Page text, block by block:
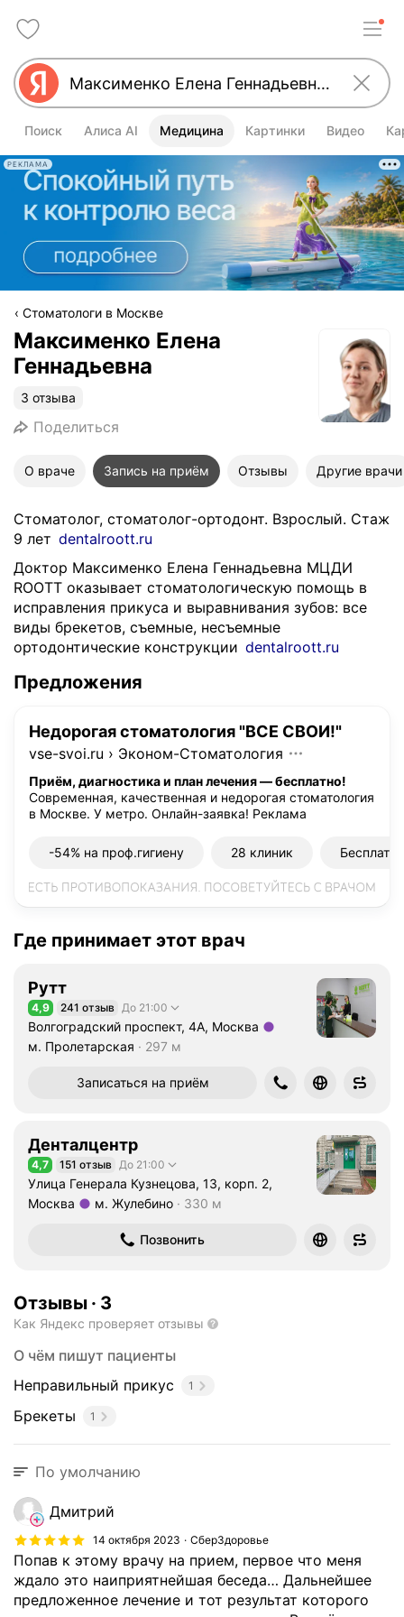
Поиск Алиса AI Медицина Картинки Видео
РЕКЛАМА
Стоматологи в Москве
Максименко Елена
Геннадьевна
3 отзыва
Поделиться
О враче Запись на приём Отзывы Другие врачи
Стоматолог, стоматолог-ортодонт. Взрослый. Стаж
9 лет dentalroott.ru
Доктор Максименко Елена Геннадьевна МЦДИ
ROOTT оказывает стоматологическую помощь в
исправления прикуса и выравнивания зубов: все
виды брекетов, съемные, несъемные
ортодонтические конструкции dentalroott.ru
Предложения
Недорогая стоматология "ВСЕ СВОИ!"
vse-svoi.ru › Эконом-Стоматология
Приём, диагностика и план лечения — бесплатно!
Современная, качественная и недорогая стоматология
в Москве. У метро. Онлайн-заявка! Реклама
-54% на проф.гигиену 28 клиник
Где принимает этот врач
Рутт
Рейтинг 4,9 из 5
4,9 241 отзыв До 21:00
Волгоградский проспект, 4А, Москва
Метро м. Пролетарская Расстояние 297 м
м. Пролетарская 297 м
Записаться на приём
Денталцентр
Рейтинг 4,7 из 5
4,7 151 отзыв До 21:00
Улица Генерала Кузнецова, 13, корп. 2,
Москва
м. Жулебино 330 м
Позвонить
Отзывы · 3
Как Яндекс проверяет отзывы
О чём пишут пациенты
Неправильный прикус
1
Брекеты 1
По умолчанию
Дмитрий
14 октября 2023 СберЗдоровье
Попав к этому врачу на прием, первое что меня
ждало это наиприятнейшая беседа… Дальнейшее
предложенное лечение и тот результат которого